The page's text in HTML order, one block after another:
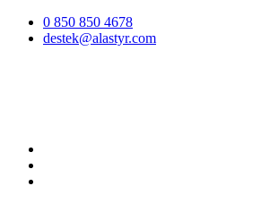
İçeriğe0 850 850 4678
destek@alastyr.com
Hosting Blog | Alastyr